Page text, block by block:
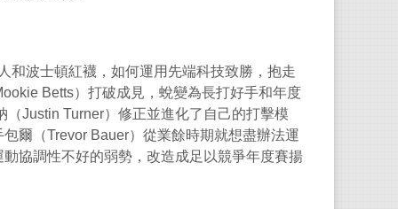
和波士頓紅襪，如何運用先端科技致勝，抱走
Betts）打破成見，蛻變為長打好手和年度
（Justin Turner）修正並進化了自己的打擊模
爾（Trevor Bauer）從業餘時期就想盡辦法運
協調性不好的弱勢，改造成足以競爭年度賽揚